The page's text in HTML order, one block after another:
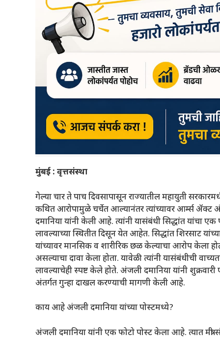
मुंबई : वृत्तसंस्था
गेल्या चार ते पाच दिवसापासून राज्यातील महायुती
कथित आरोपामुळे चर्चेत आल्यानंतर त्यांच्यावर आर्म्स ॲक्ट
दमानिया यांनी केली आहे. त्यांनी यासंबंधी सिद्धांत यांचा
लावल्याच्या स्थितीत दिसून येत आहेत. सिद्धांत शिरसाट
यांच्यावर मानसिक व शारीरिक छळ केल्याचा आरोप केला
असल्याचा दावा केला होता. यावेळी त्यांनी यासंबंधीची
लावल्याचेही स्पष्ट केले होते. अंजली दमानिया यांनी शुक्रवारी
अंतर्गत गुन्हा दाखल करण्याची मागणी केली आहे.
काय आहे अंजली दमानिया यांच्या पोस्टमध्ये?
अंजली दमानिया यांनी एक फोटो पोस्ट केला आहे. त्यात